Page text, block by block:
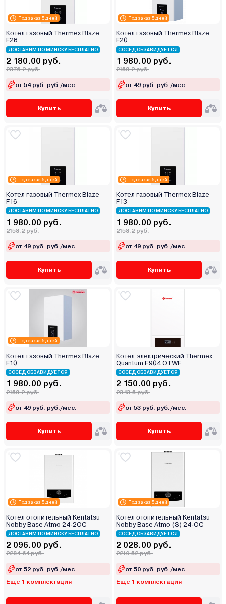
Под заказ 5 дней
Котел газовый Thermex Blaze
F28
ДОСТАВИМ ПО МИНСКУ БЕСПЛАТНО
2 180.00 руб.
2376.2 руб.
от 54 руб. руб./мес.
Купить
Под заказ 5 дней
Котел газовый Thermex Blaze
F20
СОСЕД ОБЗАВИДУЕТСЯ
1 980.00 руб.
2158.2 руб.
от 49 руб. руб./мес.
Купить
Под заказ 5 дней
Котел газовый Thermex Blaze
F16
ДОСТАВИМ ПО МИНСКУ БЕСПЛАТНО
1 980.00 руб.
2158.2 руб.
от 49 руб. руб./мес.
Купить
Под заказ 5 дней
Котел газовый Thermex Blaze
F13
ДОСТАВИМ ПО МИНСКУ БЕСПЛАТНО
1 980.00 руб.
2158.2 руб.
от 49 руб. руб./мес.
Купить
Под заказ 5 дней
Котел газовый Thermex Blaze
F10
СОСЕД ОБЗАВИДУЕТСЯ
1 980.00 руб.
2158.2 руб.
от 49 руб. руб./мес.
Купить
Котел электрический Thermex
Quantum E904 OTWF
СОСЕД ОБЗАВИДУЕТСЯ
2 150.00 руб.
2343.5 руб.
от 53 руб. руб./мес.
Купить
Под заказ 5 дней
Котел отопительный Kentatsu
Nobby Base Atmo 24-2OC
ДОСТАВИМ ПО МИНСКУ БЕСПЛАТНО
2 096.00 руб.
2284.64 руб.
от 52 руб. руб./мес.
Еще 1 комплектация
Под заказ 5 дней
Котел отопительный Kentatsu
Nobby Base Atmo (S) 24‑OC
СОСЕД ОБЗАВИДУЕТСЯ
2 028.00 руб.
2210.52 руб.
от 50 руб. руб./мес.
Еще 1 комплектация